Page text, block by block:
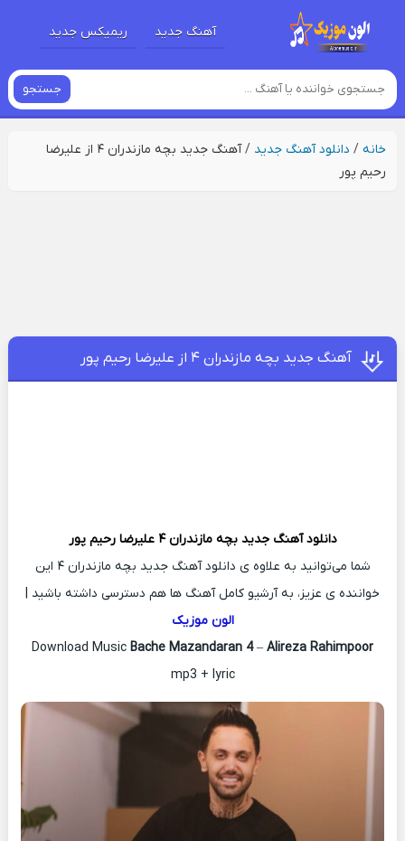
آهنگ جدید ریمیکس جدید
جستجو
خانه/ دانلود آهنگ جدید /
آهنگ جدید بچه مازندران ۴ از علیرضا
رحیم پور
آهنگ جدید بچه مازندران ۴ از علیرضا رحیم پور
دانلود آهنگ جدید بچه مازندران ۴
علیرضا رحیم پور
شما می‌توانید به علاوه ی دانلود آهنگ جدید بچه مازندران ۴ این
خواننده ی عزیز، به آرشیو کامل آهنگ ها هم دسترسی داشته باشید |
الون موزیک
Download Music Bache Mazandaran 4– Alireza Rahimpoor
mp3 + lyric